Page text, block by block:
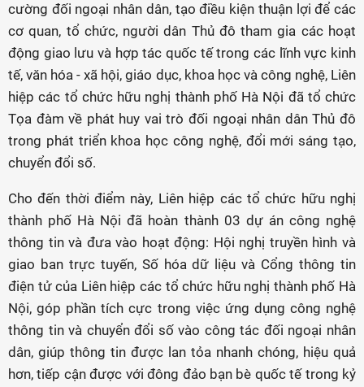
cường đối ngoại nhân dân, tạo điều kiện thuận lợi để các
cơ quan, tổ chức, người dân Thủ đô tham gia các hoạt
động giao lưu và hợp tác quốc tế trong các lĩnh vực kinh
tế, văn hóa - xã hội, giáo dục, khoa học và công nghệ, Liên
hiệp các tổ chức hữu nghị thành phố Hà Nội đã tổ chức
Tọa đàm về phát huy vai trò đối ngoại nhân dân Thủ đô
trong phát triển khoa học công nghệ, đổi mới sáng tạo,
chuyển đổi số.
Cho đến thời điểm này, Liên hiệp các tổ chức hữu nghị
thành phố Hà Nội đã hoàn thành 03 dự án công nghệ
thông tin và đưa vào hoạt động: Hội nghị truyền hình và
giao ban trực tuyến, Số hóa dữ liệu và Cổng thông tin
điện tử của Liên hiệp các tổ chức hữu nghị thành phố Hà
Nội, góp phần tích cực trong việc ứng dụng công nghệ
thông tin và chuyển đổi số vào công tác đối ngoại nhân
dân, giúp thông tin được lan tỏa nhanh chóng, hiệu quả
hơn, tiếp cận được với đông đảo bạn bè quốc tế trong kỷ